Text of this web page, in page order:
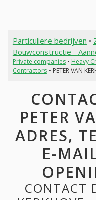
Particuliere bedrijven •
Bouwconstructie -
Private companies• Heavy
Contractors• PETER VAN
PETER
ADRES,
E-
CONTACT